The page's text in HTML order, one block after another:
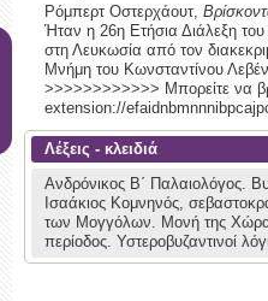
Ρόμπερτ Οστερχάουτ,
Ήταν η 26η Ετήσια Διάλεξη
στη Λευκωσία από τον
Μνήμη του Κωνσταντίνου
>>>>>>>>>>>> Μπορείτε να
extension://
Λέξεις - κλειδιά
Ανδρόνικος Β΄ Παλαιολόγος.
Ισαάκιος Κομνηνός,
των Μογγόλων. Μονή της
περίοδος. Υστεροβυζαντινοί